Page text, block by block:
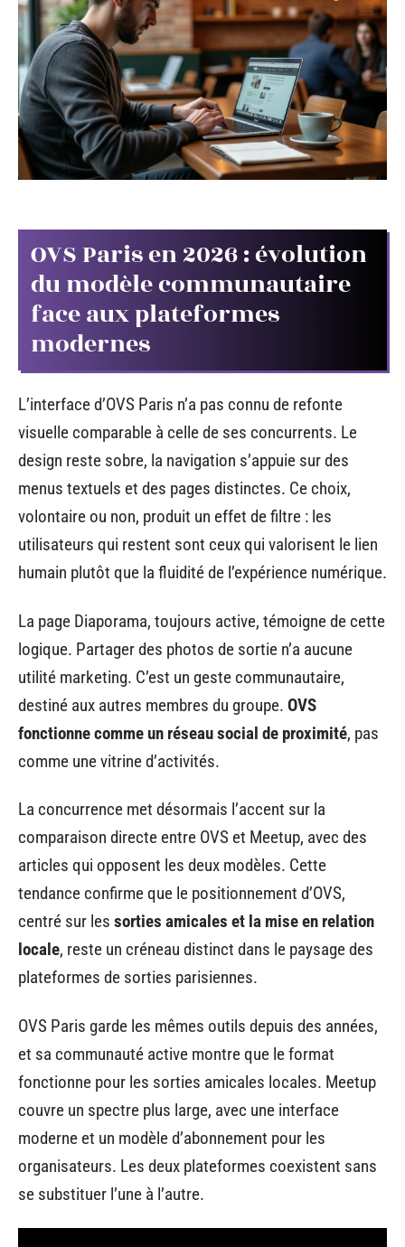
OVS Paris en 2026 : évolution
du modèle communautaire
face aux plateformes
modernes
L’interface d’OVS Paris n’a pas connu de refonte
visuelle comparable à celle de ses concurrents. Le
design reste sobre, la navigation s’appuie sur des
menus textuels et des pages distinctes. Ce choix,
volontaire ou non, produit un effet de filtre : les
utilisateurs qui restent sont ceux qui valorisent le lien
humain plutôt que la fluidité de l’expérience numérique.
La page Diaporama, toujours active, témoigne de cette
logique. Partager des photos de sortie n’a aucune
utilité marketing. C’est un geste communautaire,
destiné aux autres membres du groupe. OVS
fonctionne comme un réseau social de proximité, pas
comme une vitrine d’activités.
La concurrence met désormais l’accent sur la
comparaison directe entre OVS et Meetup, avec des
articles qui opposent les deux modèles. Cette
tendance confirme que le positionnement d’OVS,
centré sur les sorties amicales et la mise en relation
locale, reste un créneau distinct dans le paysage des
plateformes de sorties parisiennes.
OVS Paris garde les mêmes outils depuis des années,
et sa communauté active montre que le format
fonctionne pour les sorties amicales locales. Meetup
couvre un spectre plus large, avec une interface
moderne et un modèle d’abonnement pour les
organisateurs. Les deux plateformes coexistent sans
se substituer l’une à l’autre.